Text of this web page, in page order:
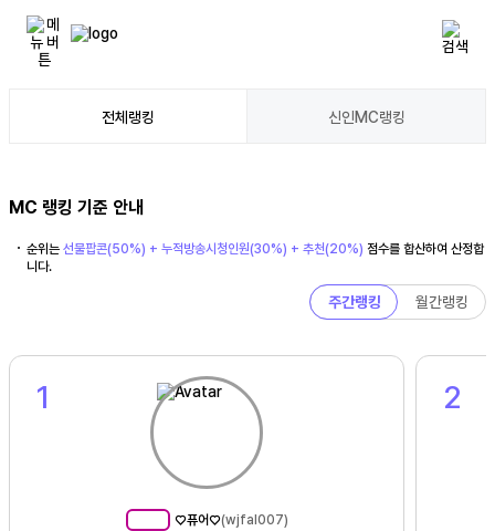
전체랭킹 신인MC랭킹
MC 랭킹 기준 안내
순위는 선물팝콘(50%) + 누적방송시청인원(30%) + 추천(20%) 점수를 합산하여 산정합
니다.
주간랭킹 월간랭킹
1
♡퓨어♡(wjfal007)
2